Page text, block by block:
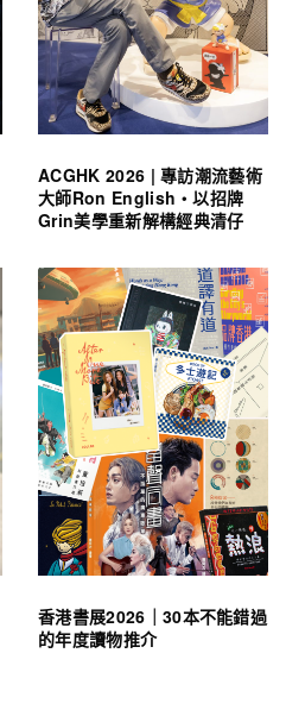
ACGHK 2026 | 專訪潮流藝術
大師Ron English・以招牌
Grin美學重新解構經典清仔
香港書展2026｜30本不能錯過
的年度讀物推介